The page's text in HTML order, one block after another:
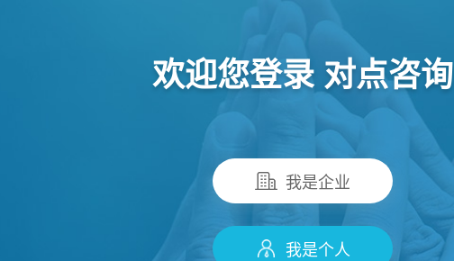
欢迎您登录 对点咨询
我是企业
我是个人